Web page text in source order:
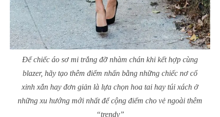
Để chiếc áo sơ mi trắng đỡ nhàm chán khi kết hợp cùng
blazer, hãy tạo thêm điểm nhấn bằng những chiếc nơ cổ
xinh xắn hay đơn giản là lựa chọn hoa tai hay túi xách ở
những xu hướng mới nhất để cộng điểm cho vẻ ngoài thêm
“trendy”